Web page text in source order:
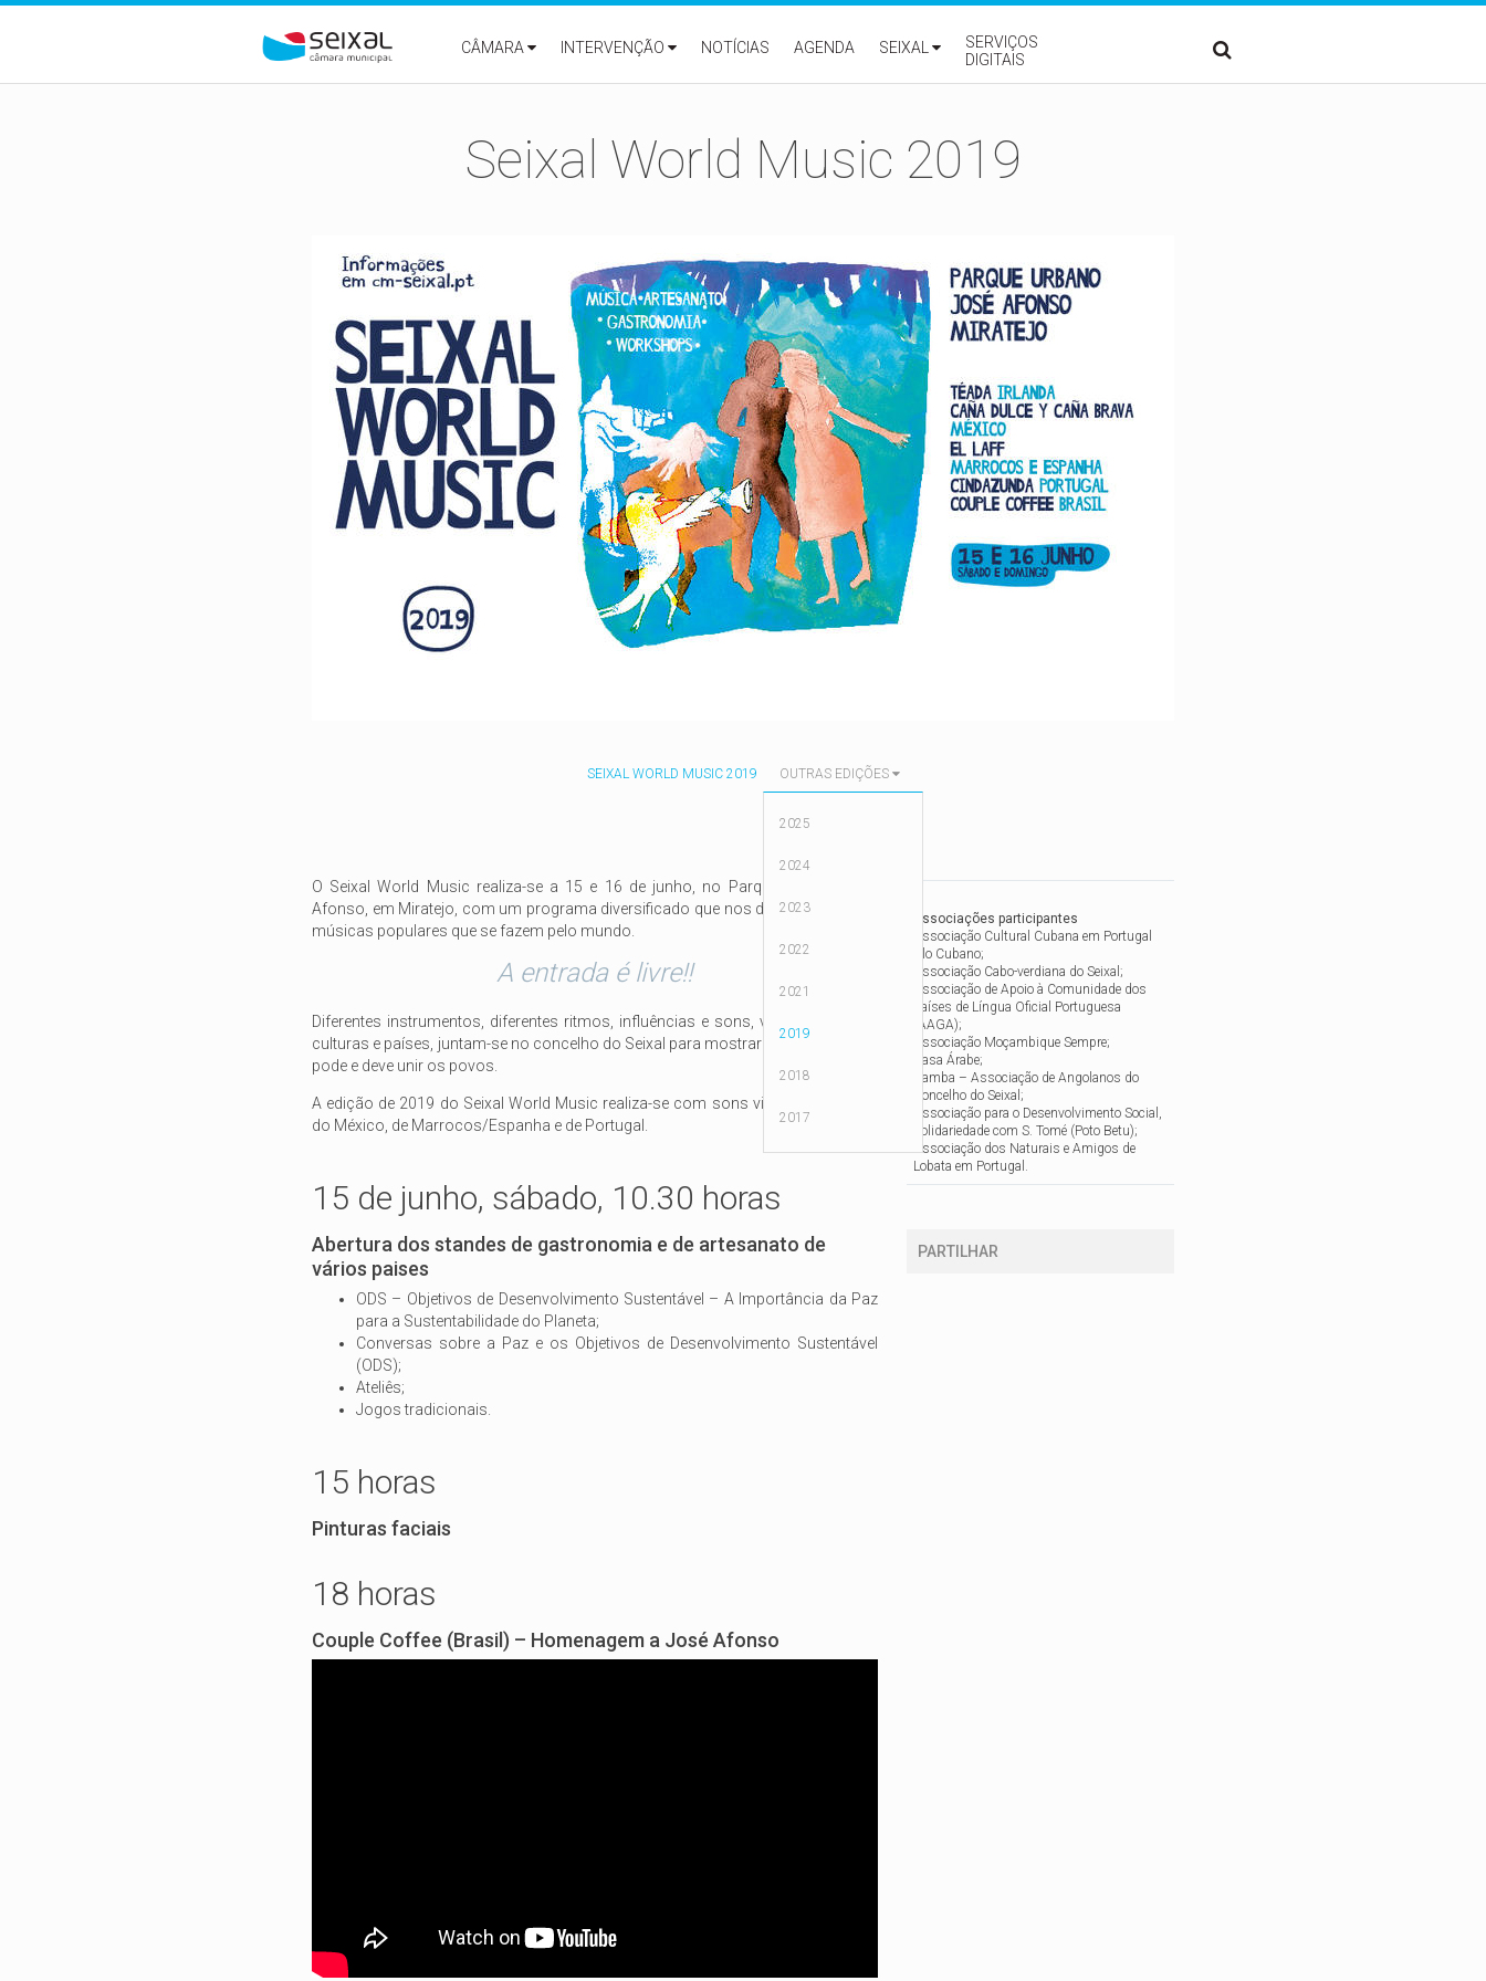
CÂMARA
INTERVENÇÃO NOTÍCIAS AGENDA SEIXAL
SERVIÇOS
DIGITAIS
Seixal World Music 2019
SEIXAL WORLD MUSIC 2019 OUTRAS EDIÇÕES
2025
2024
2023
2022
2021
2019
2018
2017
O Seixal World Music realiza-se a 15 e 16 de junho, no Parque Urbano José
Afonso, em Miratejo, com um programa diversificado que nos dá a conhecer as
músicas populares que se fazem pelo mundo.
A entrada é livre!!
Diferentes instrumentos, diferentes ritmos, influências e sons, vindos de várias
culturas e países, juntam-se no concelho do Seixal para mostrar como a música
pode e deve unir os povos.
A edição de 2019 do Seixal World Music realiza-se com sons vindos da Irlanda,
do México, de Marrocos/Espanha e de Portugal.
15 de junho, sábado, 10.30 horas
Abertura dos standes de gastronomia e de artesanato de
vários paises
ODS – Objetivos de Desenvolvimento Sustentável – A Importância da Paz
para a Sustentabilidade do Planeta;
Conversas sobre a Paz e os Objetivos de Desenvolvimento Sustentável
(ODS);
Ateliês;
Jogos tradicionais.
15 horas
Pinturas faciais
18 horas
Couple Coffee (Brasil) – Homenagem a José Afonso
Associações participantes
Associação Cultural Cubana em Portugal
Alo Cubano;
Associação Cabo-verdiana do Seixal;
Associação de Apoio à Comunidade dos
Países de Língua Oficial Portuguesa
(AAGA);
Associação Moçambique Sempre;
Casa Árabe;
Kamba – Associação de Angolanos do
Concelho do Seixal;
Associação para o Desenvolvimento Social,
Solidariedade com S. Tomé (Poto Betu);
Associação dos Naturais e Amigos de
Lobata em Portugal.
PARTILHAR